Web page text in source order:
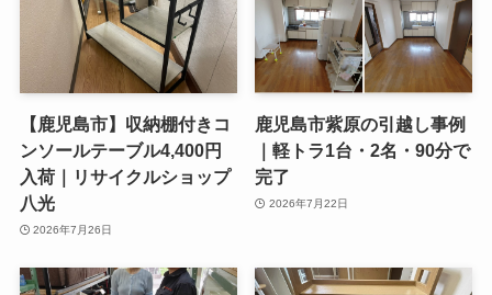
【鹿児島市】収納棚付きコ
ンソールテーブル4,400円
入荷｜リサイクルショップ
八光
2026年7月26日
鹿児島市紫原の引越し事例
｜軽トラ1台・2名・90分で
完了
2026年7月22日